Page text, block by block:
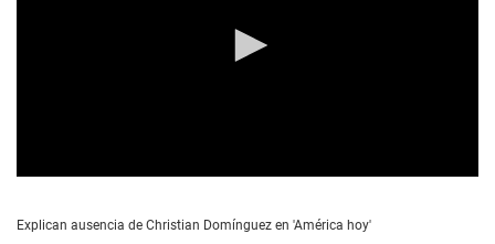
e
Explican ausencia de Christian Domínguez en 'América hoy'